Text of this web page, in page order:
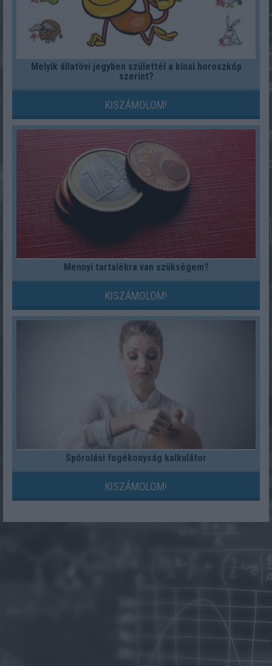
Melyik állatövi jegyben születtél a kínai horoszkóp
szerint?
KISZÁMOLOM!
Mennyi tartalékra van szükségem?
KISZÁMOLOM!
Spórolási fogékonyság kalkulátor
KISZÁMOLOM!